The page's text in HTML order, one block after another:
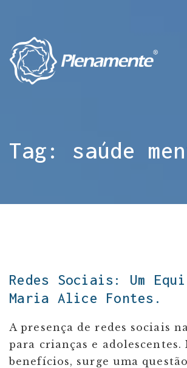
Tag: saúde
Redes Sociais: Um
Maria Alice Fontes.
A presença de redes sociais
para crianças e adolescentes.
benefícios, surge uma